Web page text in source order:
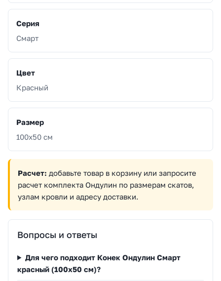
Серия
Смарт
Цвет
Красный
Размер
100x50 см
Расчет: добавьте товар в корзину или запросите
расчет комплекта Ондулин по размерам скатов,
узлам кровли и адресу доставки.
Вопросы и ответы
Для чего подходит Конек Ондулин Смарт
красный (100х50 см)?